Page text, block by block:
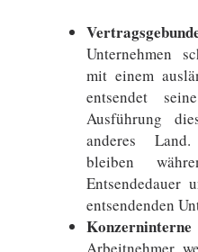
Unternehmen
mit einem
entsendet
Ausführung
anderes
bleiben
Entsendedauer
entsendenden